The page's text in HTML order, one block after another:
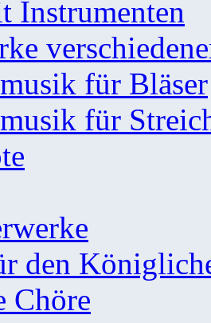
Instrumenten
für Bläser
für
den
Chöre